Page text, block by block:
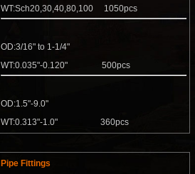
WT:Sch20,30,40,80,100 1050pcs
OD:3/16" to 1-1/4"
WT:0.035"-0.120" 500pcs
OD:1.5"-9.0"
WT:0.313"-1.0" 360pcs
Pipe Fittings